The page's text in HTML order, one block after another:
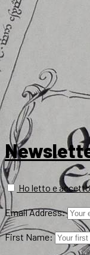
Ho letto e
Email Address:
First Name: